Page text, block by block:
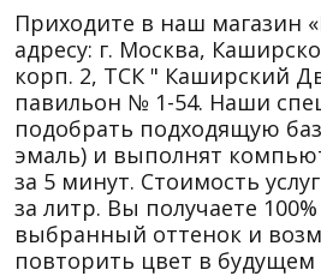
Приходите в наш магазин
адресу: г. Москва,
корп. 2, ТСК " Каширский
павильон № 1-54. Наши
подобрать подходящую
эмаль) и выполнят
за 5 минут. Стоимость
за литр. Вы получаете
выбранный оттенок и
повторить цвет в будущем